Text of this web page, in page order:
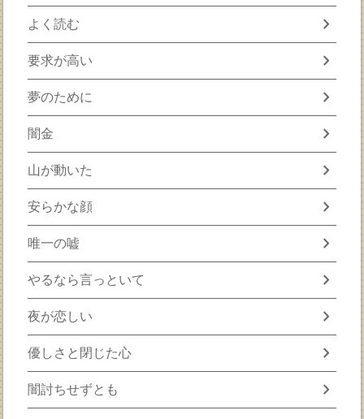
よく読む chevron_right
要求が高い chevron_right
夢のために chevron_right
闇金 chevron_right
山が動いた chevron_right
安らかな顔 chevron_right
唯一の嘘 chevron_right
やるなら言っといて chevron_right
夜が恋しい chevron_right
優しさと閉じた心 chevron_right
闇討ちせずとも chevron_right